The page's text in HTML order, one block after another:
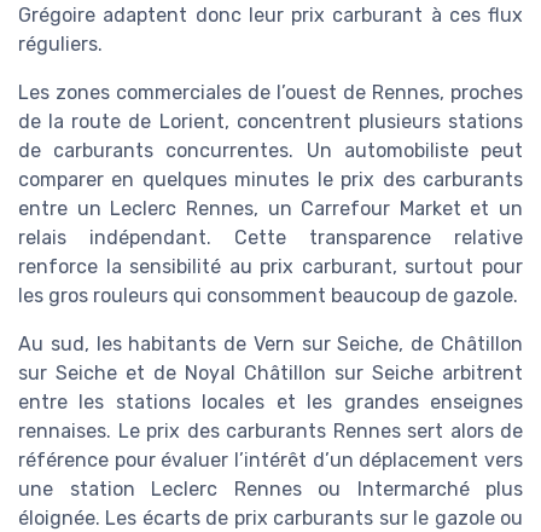
Grégoire adaptent donc leur prix carburant à ces flux
réguliers.
Les zones commerciales de l’ouest de Rennes, proches
de la route de Lorient, concentrent plusieurs stations
de carburants concurrentes. Un automobiliste peut
comparer en quelques minutes le prix des carburants
entre un Leclerc Rennes, un Carrefour Market et un
relais indépendant. Cette transparence relative
renforce la sensibilité au prix carburant, surtout pour
les gros rouleurs qui consomment beaucoup de gazole.
Au sud, les habitants de Vern sur Seiche, de Châtillon
sur Seiche et de Noyal Châtillon sur Seiche arbitrent
entre les stations locales et les grandes enseignes
rennaises. Le prix des carburants Rennes sert alors de
référence pour évaluer l’intérêt d’un déplacement vers
une station Leclerc Rennes ou Intermarché plus
éloignée. Les écarts de prix carburants sur le gazole ou